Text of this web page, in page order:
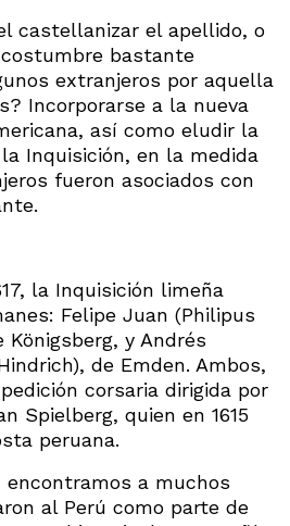
castellanizar el apellido, o
bastante
extranjeros por aquella
Incorporarse a la nueva
así como eludir la
Inquisición, en la medida
fueron asociados con
la Inquisición limeña
Felipe Juan (Philipus
y Andrés
de Emden. Ambos,
corsaria dirigida por
Spielberg, quien en 1615
peruana.
encontramos a muchos
al Perú como parte de